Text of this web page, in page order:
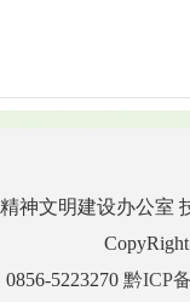
神文明建设办公室
5223270 黔ICP